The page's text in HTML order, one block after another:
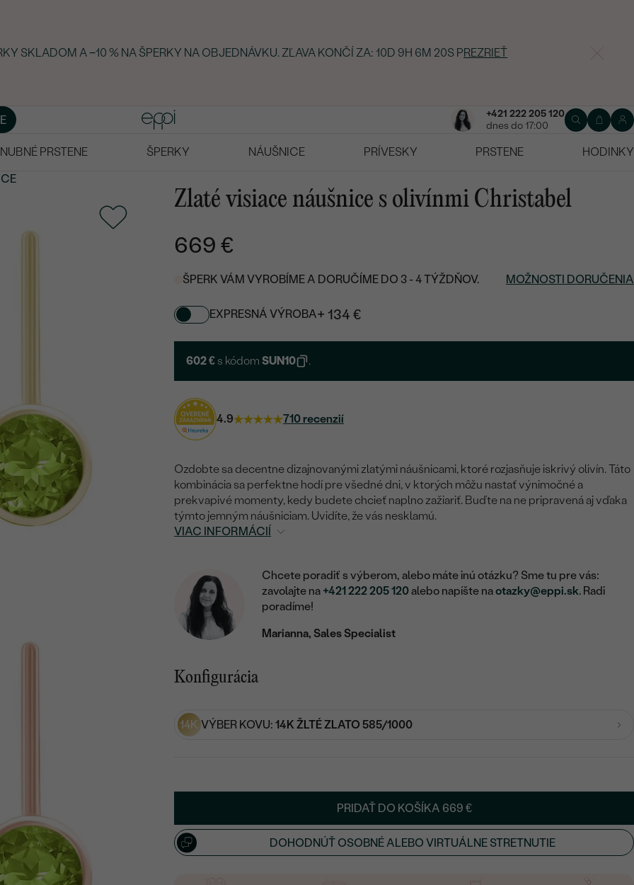
SKLADOM A −10 % NA ŠPERKY NA OBJEDNÁVKU. ZĽAVA KONČÍ ZA:10D 9H 6M 19SPREZRIEŤ
+421 222 205 120
dnes do 17:00
PRSTENE ŠPERKY NÁUŠNICE PRÍVESKY PRSTENE
HODINKY
Zlaté visiace náušnice s olivínmi Christabel
669 €
ŠPERK VÁM VYROBÍME A DORUČÍME DO 3 - 4 TÝŽDŇOV. MOŽNOSTI DORUČENIA
EXPRESNÁ VÝROBA+ 134 €
602 € s kódomSUN10 .
4.9 710 recenzií
Ozdobte sa decentne dizajnovanými zlatými náušnicami, ktoré rozjasňuje iskrivý olivín. Táto
kombinácia sa perfektne hodí pre všedné dni, v ktorých môžu nastať výnimočné a
prekvapivé momenty, kedy budete chcieť naplno zažiariť. Buďte na ne pripravená aj vďaka
týmto jemným náušniciam. Uvidíte, že vás nesklamú.
VIAC INFORMÁCIÍ
Chcete poradiť s výberom, alebo máte inú otázku? Sme tu pre vás:
zavolajte na +421 222 205 120alebo napíšte naotazky@eppi.sk. Radi
poradíme!
Marianna, Sales Specialist
Konfigurácia
14K VÝBER KOVU: 14K ŽLTÉ ZLATO 585/1000
PRIDAŤ DO KOŠÍKA 669 €
DOHODNÚŤ OSOBNÉ ALEBO VIRTUÁLNE STRETNUTIE